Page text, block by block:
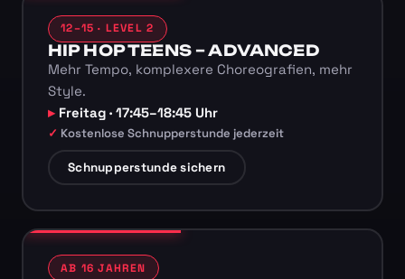
12–15 · LEVEL 2
HIP HOP TEENS – ADVANCED
Mehr Tempo, komplexere Choreografien, mehr
Style.
Freitag · 17:45–18:45 Uhr
Kostenlose Schnupperstunde jederzeit
Schnupperstunde sichern
AB 16 JAHREN